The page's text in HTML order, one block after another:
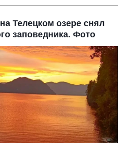
Телецком озере снял
заповедника. Фото